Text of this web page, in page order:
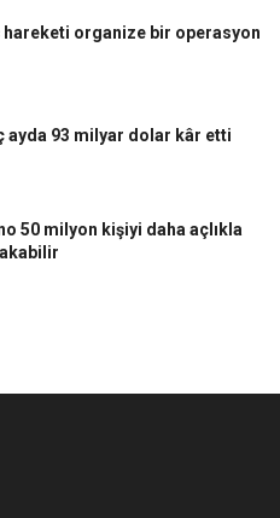
hareketi organize bir operasyon
ayda 93 milyar dolar kâr etti
50 milyon kişiyi daha açlıkla